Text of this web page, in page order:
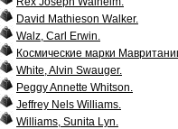
David Mathieson Walker.
Walz, Carl Erwin.
Космические марки
White, Alvin Swauger.
Peggy Annette Whitson.
Jeffrey Nels Williams.
Williams, Sunita Lyn.